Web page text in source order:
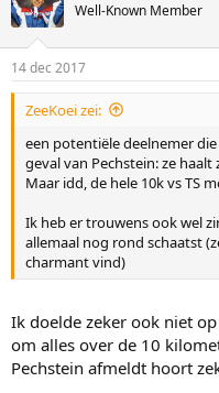
Well-Known Member
14 dec 2017
ZeeKoei zei:
een potentiële deelnemer
geval van Pechstein: ze haalt
Maar idd, de hele 10k vs TS
Ik heb er trouwens ook wel
allemaal nog rond schaatst
charmant vind)
Ik doelde zeker ook niet
om alles over de 10
Pechstein afmeldt hoort